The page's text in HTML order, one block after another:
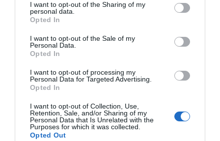
I want to opt-out of the Sharing of my
personal data.
Opted In
I want to opt-out of the Sale of my
Personal Data.
Opted In
I want to opt-out of processing my
Personal Data for Targeted Advertising.
Opted In
I want to opt-out of Collection, Use,
Retention, Sale, and/or Sharing of my
Personal Data that Is Unrelated with the
Purposes for which it was collected.
Opted Out
στο διαγωνισμό Pipeline Generation Grand Prix,
της Ευρώπης. Καθώς συνεχίσουμε την κοινή μας
πορεία και συνεργασία προς την επιτυχία, μείνετε
βέβαιοι ότι θα συνεχίζουμε να σας υποστηρίζουμε
και να συνδράμουμε στις επιτυχίες σας.»
Ευχαριστούμε θερμά τη
στελέχη της, για την συγκεκριμένη διάκριση
καθώς και για την αμέριστη υποστήριξή τους, στη
προώθηση των καινοτόμων προϊόντων και λύσεων